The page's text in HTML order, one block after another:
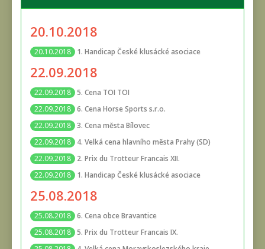
20.10.2018
20.10.2018 1. Handicap České klusácké asociace
22.09.2018
22.09.2018 5. Cena TOI TOI
22.09.2018 6. Cena Horse Sports s.r.o.
22.09.2018 3. Cena města Bílovec
22.09.2018
4. Velká cena hlavního města Prahy (SD)
22.09.2018
2. Prix du Trotteur Francais XII.
22.09.2018
1. Handicap České klusácké asociace
25.08.2018
25.08.2018 6. Cena obce Bravantice
25.08.2018 5. Prix du Trotteur Francais IX.